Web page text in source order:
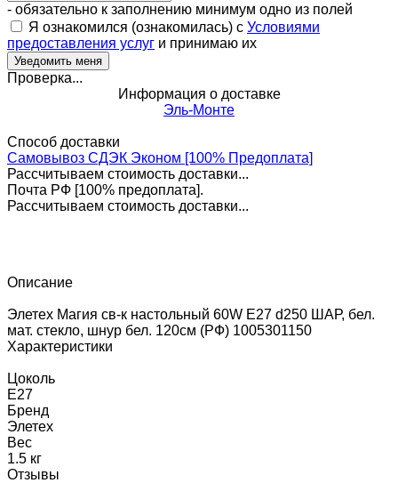
- обязательно к заполнению минимум одно из полей
Я ознакомился (ознакомилась) с Условиями
предоставления услуг и принимаю их
Проверка...
Информация о доставке
Эль-Монте
Способ доставки
Самовывоз СДЭК Эконом [100% Предоплата]
Рассчитываем стоимость доставки...
Почта РФ [100% предоплата].
Рассчитываем стоимость доставки...
Описание
Элетех Магия св-к настольный 60W Е27 d250 ШАР, бел.
мат. стекло, шнур бел. 120см (РФ) 1005301150
Характеристики
Цоколь
E27
Бренд
Элетех
Вес
1.5 кг
Отзывы